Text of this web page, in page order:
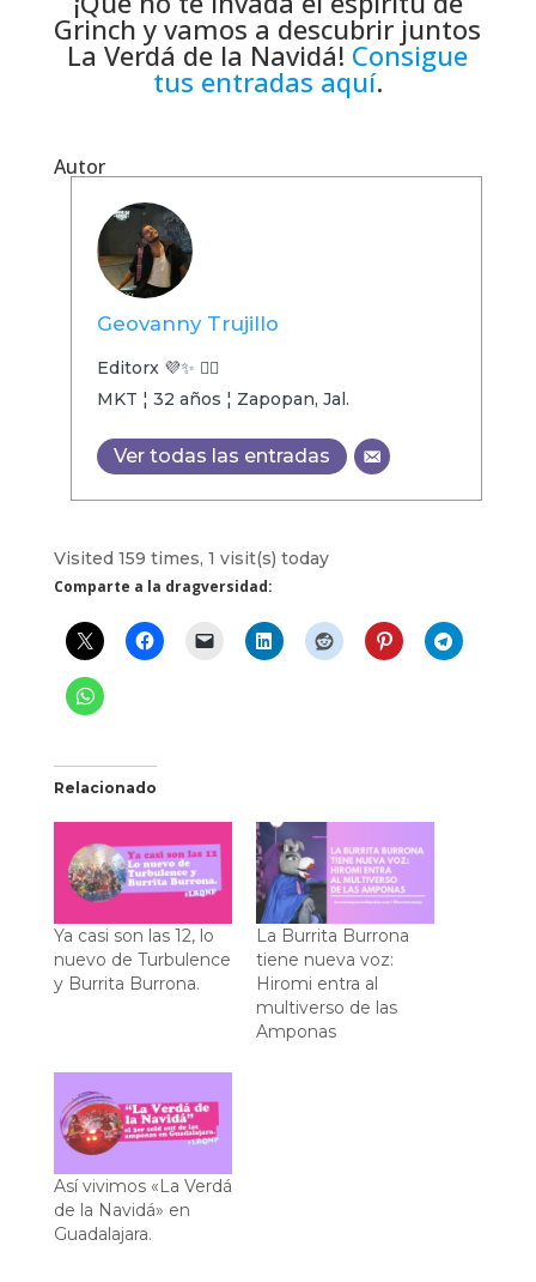
Grinch y vamos a descubrir juntos
La Verdá de la Navidá! Consigue
tus entradas aquí.
Autor
Geovanny Trujillo
Editorx 💜✨ 🏳️‍🌈
MKT ¦ 32 años ¦ Zapopan, Jal.
Ver todas las entradas
Visited 159 times, 1 visit(s) today
Comparte a la dragversidad:
Relacionado
Ya casi son las 12, lo
nuevo de Turbulence
y Burrita Burrona.
La Burrita Burrona
tiene nueva voz:
Hiromi entra al
multiverso de las
Amponas
Así vivimos «La Verdá
de la Navidá» en
Guadalajara.